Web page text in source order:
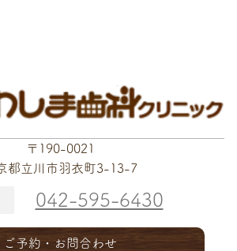
〒190-0021
都立川市羽衣町3-13-7
042-595-6430
ご予約・お問合わせ